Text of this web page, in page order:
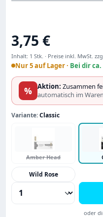
Regulärer Preis:
3,75 €
Inhalt: 1 Stk. · Preise inkl. MwSt.
Nur 5 auf Lager · Bei dir ca.
% Aktion: Zusammen
automatisch im
Variante:Classic
Amber Head
Wild Rose
Produkt Anzahl: